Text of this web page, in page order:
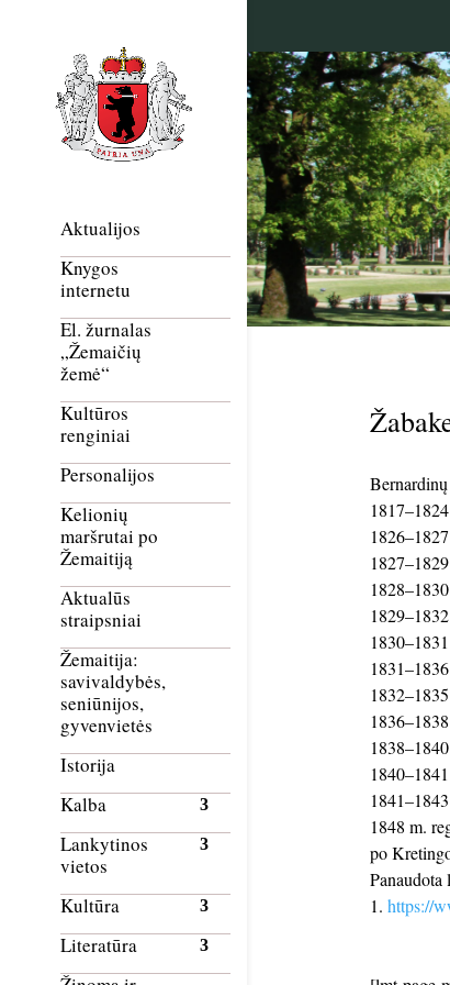
Aktualijos
Knygos
internetu
El. žurnalas
„Žemaičių
žemė“
Kultūros
renginiai
Personalijos
Kelionių
maršrutai po
Žemaitiją
Aktualūs
straipsniai
Žemaitija:
savivaldybės,
seniūnijos,
gyvenvietės
Istorija
Kalba
Lankytinos
vietos
Kultūra
Literatūra
1848 m.
po
Panaudota
https://